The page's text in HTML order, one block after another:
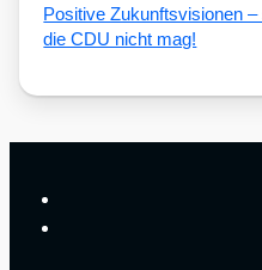
Posi­ti­ve Zukunfts­vi­sio­nen
die CDU nicht mag!